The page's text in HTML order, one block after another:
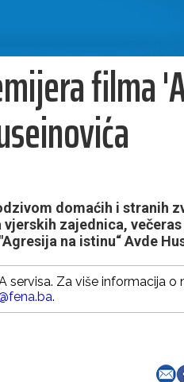
filma
domaćih i stranih
zajednica, večeras
na istinu“ Avde
servisa. Za više informacija o
.